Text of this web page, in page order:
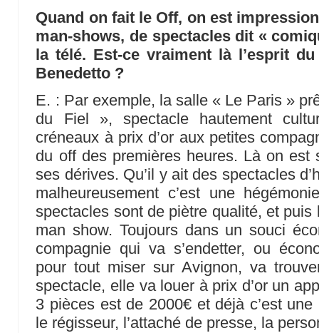
Quand on fait le Off, on est
man-shows, de spectacles dit «
la télé. Est-ce vraiment là l’esprit
Benedetto ?
E. : Par exemple, la salle « Le Paris »
du Fiel », spectacle hautement
créneaux à prix d’or aux petites
du off des premières heures. Là on est
ses dérives. Qu’il y ait des spectacles
malheureusement c’est une
spectacles sont de piètre qualité, et
man show. Toujours dans un souci
compagnie qui va s’endetter, ou
pour tout miser sur Avignon, va
spectacle, elle va louer à prix d’or un
3 pièces est de 2000€ et déjà c’est
le régisseur, l’attaché de presse, la